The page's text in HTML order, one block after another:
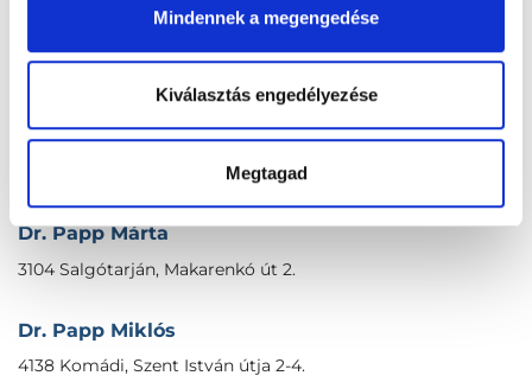
Mindennek a megengedése
Kiválasztás engedélyezése
Megtagad
Dr. Papp Mária Magdolna
Dr. Papp Márta
3104 Salgótarján, Makarenkó út 2.
Dr. Papp Miklós
4138 Komádi, Szent István útja 2-4.